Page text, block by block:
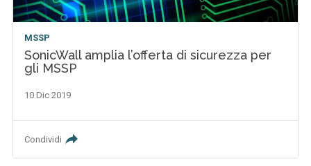
MSSP
SonicWall amplia l’offerta di sicurezza per
gli MSSP
10 Dic 2019
Condividi